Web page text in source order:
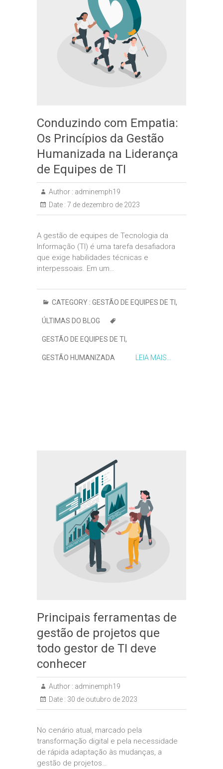
Conduzindo com Empatia:
Os Princípios da Gestão
Humanizada na Liderança
de Equipes de TI
Author : adminemph19
Date : 7 de dezembro de 2023
A gestão de equipes de Tecnologia da
Informação (TI) é uma tarefa desafiadora
que exige habilidades técnicas e
interpessoais. Em um…
CATEGORY : GESTÃO DE EQUIPES DE TI,
ÚLTIMAS DO BLOG
GESTÃO DE EQUIPES DE TI,
GESTÃO HUMANIZADA LEIA MAIS...
Principais ferramentas de
gestão de projetos que
todo gestor de TI deve
conhecer
Author : adminemph19
Date : 30 de outubro de 2023
No cenário atual, marcado pela
transformação digital e pela necessidade
de rápida adaptação às mudanças, a
gestão de projetos…